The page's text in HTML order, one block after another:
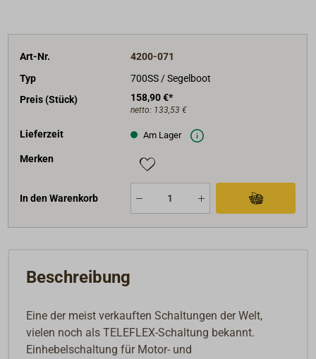
Art-Nr.
4200-071
Typ
700SS / Segelboot
Preis (Stück)
158,90 €*
netto: 133,53 €
Lieferzeit Am Lager
Merken
In den Warenkorb
Beschreibung
Eine der meist verkauften Schaltungen der Welt,
vielen noch als TELEFLEX-Schaltung bekannt.
Einhebelschaltung für Motor- und